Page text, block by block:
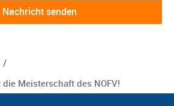
/
Meisterschaft des NOFV!